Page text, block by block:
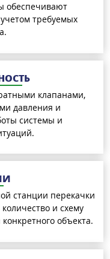
обеспечивают
требуемых
клапанами,
давления и
системы и
станции перекачки
и схему
объекта.